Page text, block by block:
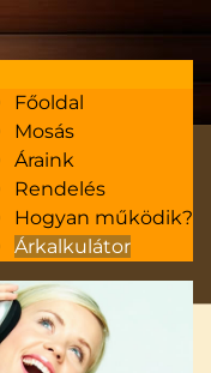
Főoldal
Mosás
Áraink
Rendelés
Hogyan működik?
Árkalkulátor